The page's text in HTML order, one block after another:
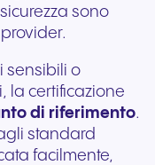
sono
sensibili o
la certificazione
di riferimento.
standard
facilmente,